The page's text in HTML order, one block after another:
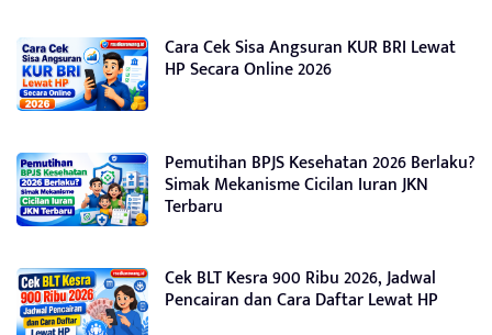
Cara Cek Sisa Angsuran KUR BRI Lewat
HP Secara Online 2026
Pemutihan BPJS Kesehatan 2026 Berlaku?
Simak Mekanisme Cicilan Iuran JKN
Terbaru
Cek BLT Kesra 900 Ribu 2026, Jadwal
Pencairan dan Cara Daftar Lewat HP